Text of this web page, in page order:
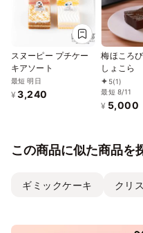
スヌーピー プチケー
キアソート
最短 明日
¥ 3,240
梅ほころ
しょこら
5(1)
最短 8/11
¥ 5,000
この商品に似た商品を
ギミックケーキ クリ